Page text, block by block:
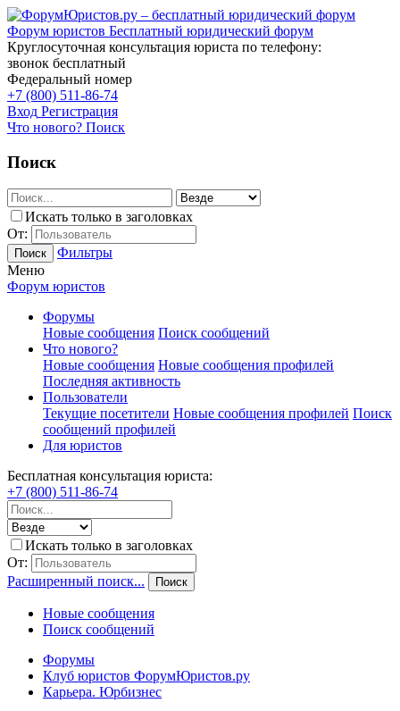
Форум юристов Бесплатный юридический форум
Круглосуточная консультация юриста по телефону:
звонок бесплатный
Федеральный номер
+7 (800) 511-86-74
Вход Регистрация
Что нового? Поиск
Поиск
Искать только в заголовках
От:
Поиск
Фильтры
Меню
Форум юристов
Форумы
Новые сообщения Поиск сообщений
Что нового?
Новые сообщения Новые сообщения профилей
Последняя активность
Пользователи
Текущие посетители Новые сообщения профилей Поиск
сообщений профилей
Для юристов
Бесплатная консультация юриста:
+7 (800) 511-86-74
Искать только в заголовках
От:
Расширенный поиск...
Поиск
Новые сообщения
Поиск сообщений
Форумы
Клуб юристов ФорумЮристов.ру
Карьера. Юрбизнес